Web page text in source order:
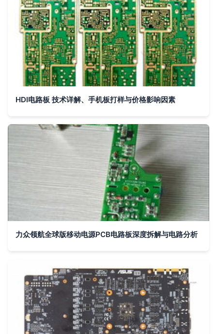
HDI电路板 技术详解、手机板打样与价格影响因素
力众领航全球版移动电源PCB电路板深度拆解与电路分析